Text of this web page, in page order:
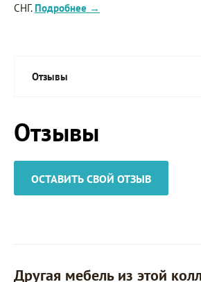
СНГ. Подробнее →
Отзывы
Отзывы
ОСТАВИТЬ СВОЙ ОТЗЫВ
Другая мебель из этой